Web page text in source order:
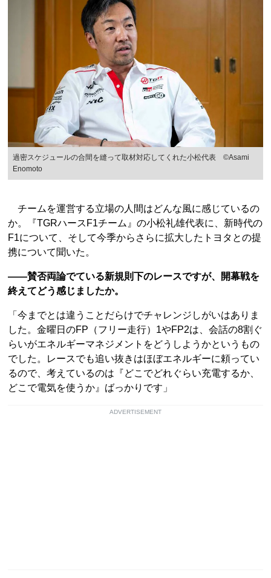
過密スケジュールの合間を縫って取材対応してくれた小松代表 ©Asami
Enomoto
チームを運営する立場の人間はどんな風に感じているの
か。『TGRハースF1チーム』の小松礼雄代表に、新時代の
F1について、そして今季からさらに拡大したトヨタとの提
携について聞いた。
——賛否両論でている新規則下のレースですが、開幕戦を
終えてどう感じましたか。
「今までとは違うことだらけでチャレンジしがいはありま
した。金曜日のFP（フリー走行）1やFP2は、会話の8割ぐ
らいがエネルギーマネジメントをどうしようかというもの
でした。レースでも追い抜きはほぼエネルギーに頼ってい
るので、考えているのは『どこでどれぐらい充電するか、
どこで電気を使うか』ばっかりです」
ADVERTISEMENT